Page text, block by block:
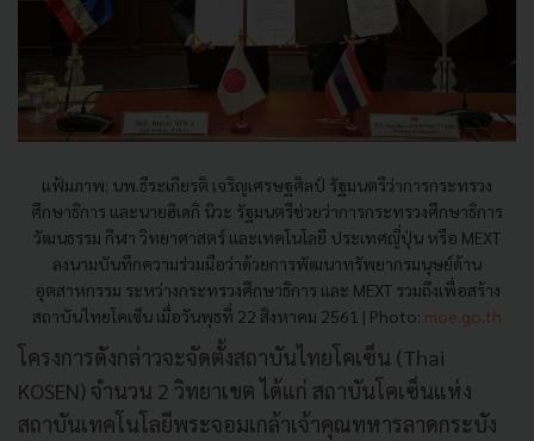
แฟ้มภาพ: นพ.ธีระเกียรติ เจริญเศรษฐศิลป์ รัฐมนตรีว่าการกระทรวง
ศึกษาธิการ และนายฮิเดกิ นิวะ รัฐมนตรีช่วยว่าการกระทรวงศึกษาธิการ
วัฒนธรรม กีฬา วิทยาศาสตร์ และเทคโนโลยี ประเทศญี่ปุ่น หรือ MEXT
ลงนามบันทึกความร่วมมือว่าด้วยการพัฒนาทรัพยากรมนุษย์ด้าน
อุตสาหกรรม ระหว่างกระทรวงศึกษาธิการ และ MEXT รวมถึงเพื่อสร้าง
สถาบันไทยโคเซ็น เมื่อวันพุธที่ 22 สิงหาคม 2561 | Photo: moe.go.th
โครงการดังกล่าวจะจัดตั้งสถาบันไทยโคเซ็น (Thai
KOSEN) จำนวน 2 วิทยาเขต ได้แก่ สถาบันโคเซ็นแห่ง
สถาบันเทคโนโลยีพระจอมเกล้าเจ้าคุณทหารลาดกระบัง